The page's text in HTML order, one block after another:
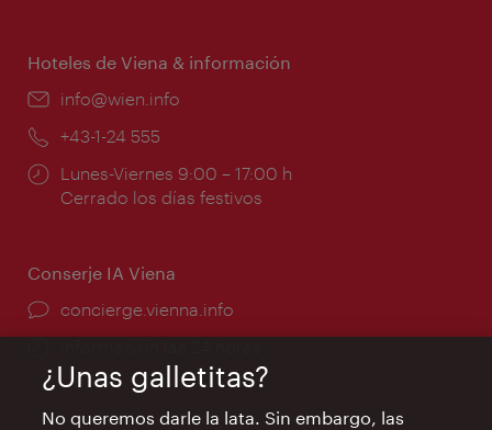
Hoteles de Viena & información
e-
info@wien.info
Teléfono:
+43-1-24 555
Horarios
de
Lunes-Viernes 9:00 – 17:00 h
Cerrado los días festivos
Conserje IA Viena
concierge.vienna.info
¿Unas galletitas?
No queremos darle la lata. Sin embargo, las